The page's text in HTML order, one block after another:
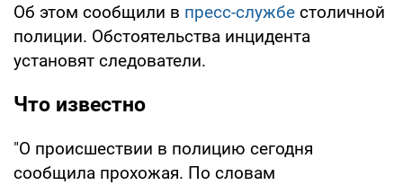
Об этом сообщили в пресс-службе столичной
полиции. Обстоятельства инцидента
установят следователи.
Что известно
"О происшествии в полицию сегодня
сообщила прохожая. По словам